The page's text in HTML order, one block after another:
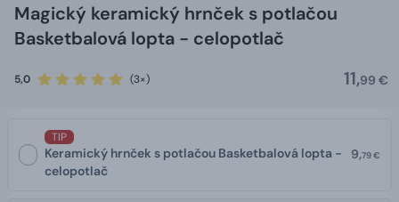
Magický keramický hrnček s potlačou
Basketbalová lopta - celopotlač
5,0 (3×) 11,99 €
TIP
Keramický hrnček s potlačou Basketbalová lopta -
celopotlač
9,79 €